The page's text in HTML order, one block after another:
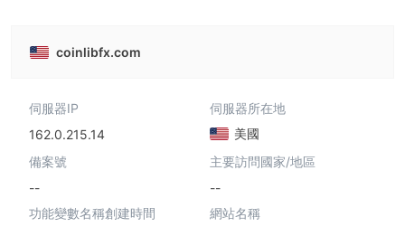
coinlibfx.com
伺服器IP
162.0.215.14
伺服器所在地
美國
備案號
--
主要訪問國家/地區
--
功能變數名稱創建時間
網站名稱